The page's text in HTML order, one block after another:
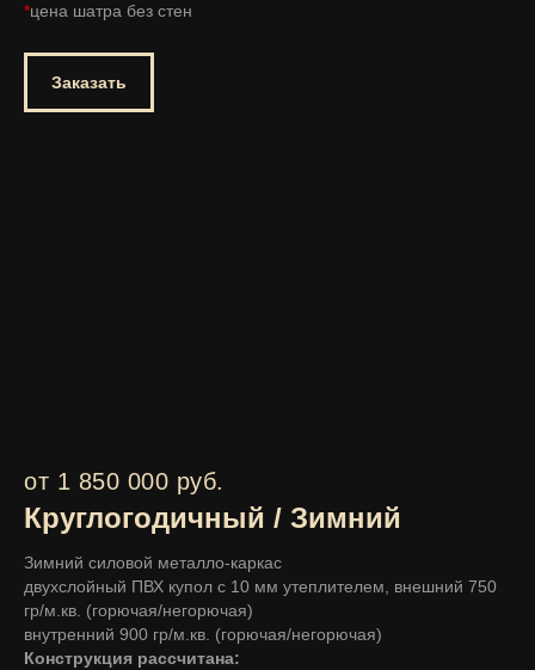
*цена шатра без стен
Заказать
от 1 850 000 руб.
Круглогодичный / Зимний
Зимний силовой металло-каркас
двухслойный ПВХ купол с 10 мм утеплителем, внешний 750
гр/м.кв. (горючая/негорючая)
внутренний 900 гр/м.кв. (горючая/негорючая)
Конструкция рассчитана: